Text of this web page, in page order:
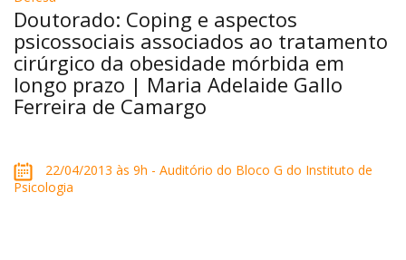
Doutorado: Coping e aspectos
psicossociais associados ao tratamento
cirúrgico da obesidade mórbida em
longo prazo | Maria Adelaide Gallo
Ferreira de Camargo
22/04/2013 às 9h - Auditório do Bloco G do Instituto de
Psicologia